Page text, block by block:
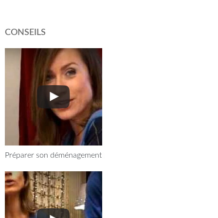
CONSEILS
Préparer son déménagement